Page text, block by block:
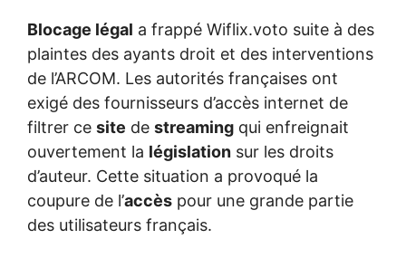
Blocage légal a frappé Wiflix.voto suite à des
plaintes des ayants droit et des interventions
de l’ARCOM. Les autorités françaises ont
exigé des fournisseurs d’accès internet de
filtrer ce site de streaming qui enfreignait
ouvertement la législation sur les droits
d’auteur. Cette situation a provoqué la
coupure de l’accès pour une grande partie
des utilisateurs français.